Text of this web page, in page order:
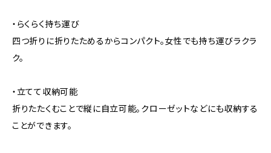
・らくらく持ち運び
四つ折りに折りたためるからコンパクト。女性でも持ち運びラクラ
ク。
・立てて収納可能
折りたたくむことで縦に自立可能。クローゼットなどにも収納する
ことができます。